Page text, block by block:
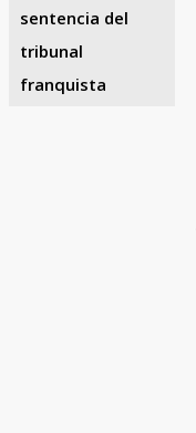
sentencia del
tribunal
franquista